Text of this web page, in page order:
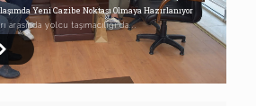
Yeni Cazibe Noktası Olmaya Hazırlanıyor
arasında yolcu taşımacılığı da...